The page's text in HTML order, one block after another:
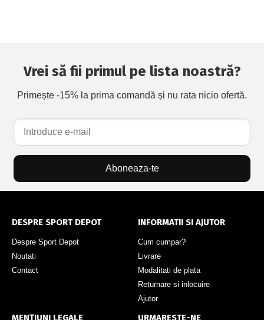
Vrei să fii primul pe lista noastră?
Primește -15% la prima comandă și nu rata nicio ofertă.
Aboneaza-te
DESPRE SPORT DEPOT
Despre Sport Depot
Noutati
Contact
INFORMATII SI AJUTOR
Cum cumpar?
Livrare
Modalitati de plata
Returnare si inlocuire
Ajutor
MENȚIUNI LEGALE URMARESTE-NE